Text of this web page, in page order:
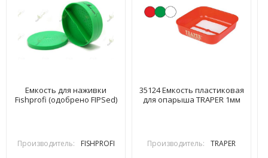
Емкость для наживки
Fishprofi (одобрено FIPSed)
Производитель: FISHPROFI
35124 Емкость пластиковая
для опарыша TRAPER 1мм
Производитель: TRAPER